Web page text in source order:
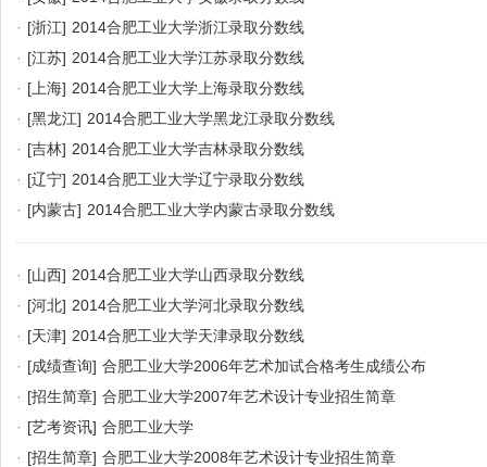
· [浙江] 2014合肥工业大学浙江录取分数线
· [江苏] 2014合肥工业大学江苏录取分数线
· [上海] 2014合肥工业大学上海录取分数线
· [黑龙江] 2014合肥工业大学黑龙江录取分数线
· [吉林] 2014合肥工业大学吉林录取分数线
· [辽宁] 2014合肥工业大学辽宁录取分数线
· [内蒙古] 2014合肥工业大学内蒙古录取分数线
· [山西] 2014合肥工业大学山西录取分数线
· [河北] 2014合肥工业大学河北录取分数线
· [天津] 2014合肥工业大学天津录取分数线
· [成绩查询] 合肥工业大学2006年艺术加试合格考生成绩公布
· [招生简章] 合肥工业大学2007年艺术设计专业招生简章
· [艺考资讯] 合肥工业大学
· [招生简章] 合肥工业大学2008年艺术设计专业招生简章